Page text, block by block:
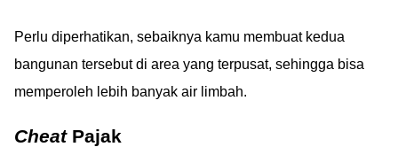
Perlu diperhatikan, sebaiknya kamu membuat kedua
bangunan tersebut di area yang terpusat, sehingga bisa
memperoleh lebih banyak air limbah.
CheatPajak